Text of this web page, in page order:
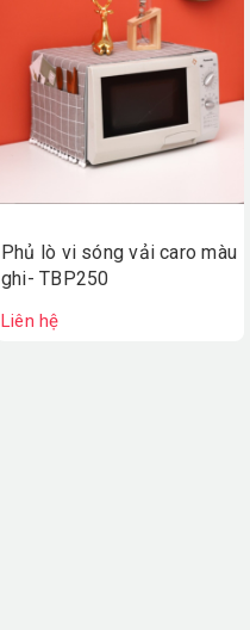
Phủ lò vi sóng vải caro màu
ghi- TBP250
Liên hệ